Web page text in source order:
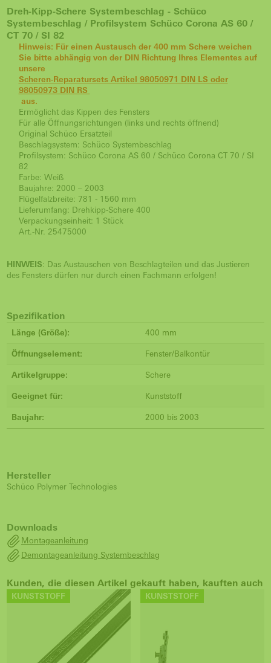
Dreh-Kipp-Schere Systembeschlag - Schüco
Systembeschlag / Profilsystem Schüco Corona AS 60 /
CT 70 / SI 82
Hinweis: Für einen Austausch der 400 mm Schere weichen
Sie bitte abhängig von der DIN Richtung Ihres Elementes auf
unsere
Scheren-Reparatursets Artikel 98050971 DIN LS oder
98050973 DIN RS
aus.
Ermöglicht das Kippen des Fensters
Für alle Öffnungsrichtungen (links und rechts öffnend)
Original Schüco Ersatzteil
Beschlagsystem: Schüco Systembeschlag
Profilsystem: Schüco Corona AS 60 / Schüco Corona CT 70 / SI
82
Farbe: Weiß
Baujahre: 2000 – 2003
Flügelfalzbreite: 781 - 1560 mm
Lieferumfang: Drehkipp-Schere 400
Verpackungseinheit: 1 Stück
Art.-Nr. 25475000
HINWEIS: Das Austauschen von Beschlagteilen und das Justieren
des Fensters dürfen nur durch einen Fachmann erfolgen!
Spezifikation
Länge (Größe): 400 mm
Öffnungselement: Fenster/Balkontür
Artikelgruppe: Schere
Geeignet für: Kunststoff
Baujahr: 2000 bis 2003
Hersteller
Schüco Polymer Technologies
Downloads
Montageanleitung
Demontageanleitung Systembeschlag
Kunden, die diesen Artikel gekauft haben, kauften auch
KUNSTSTOFF KUNSTSTOFF